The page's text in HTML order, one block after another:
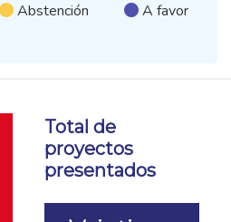
Abstención A favor
Total de
proyectos
presentados